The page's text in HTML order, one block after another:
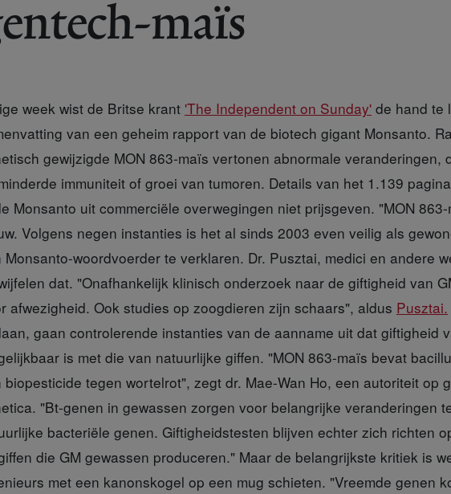
maïs
week wist de Britse krant 'The Independent on Sunday' de hand te
van een geheim rapport van de biotech gigant Monsanto.
gewijzigde MON 863-maïs vertonen abnormale veranderingen,
immuniteit of groei van tumoren. Details van het 1.139
Monsanto uit commerciële overwegingen niet prijsgeven. "MON
Volgens negen instanties is het al sinds 2003 even veilig als
Monsanto-woordvoerder te verklaren. Dr. Pusztai, medici en andere
dat. "Onafhankelijk klinisch onderzoek naar de giftigheid van
afwezigheid. Ook studies op zoogdieren zijn schaars", aldus Pusztai.
gaan controlerende instanties van de aanname uit dat giftigheid
is met die van natuurlijke giffen. "MON 863-maïs bevat
biopesticide tegen wortelrot", zegt dr. Mae-Wan Ho, een autoriteit op
"Bt-genen in gewassen zorgen voor belangrijke veranderingen
bacteriële genen. Giftigheidstesten blijven echter zich richten
die GM gewassen produceren." Maar de belangrijkste kritiek is
met een kanonskogel op een mug schieten. "Vreemde genen